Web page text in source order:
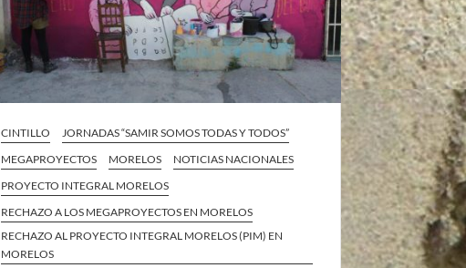
CINTILLO
JORNADAS “SAMIR SOMOS TODAS Y TODOS”
MEGAPROYECTOS
MORELOS
NOTICIAS NACIONALES
PROYECTO INTEGRAL MORELOS
RECHAZO A LOS MEGAPROYECTOS EN MORELOS
RECHAZO AL PROYECTO INTEGRAL MORELOS (PIM) EN
MORELOS